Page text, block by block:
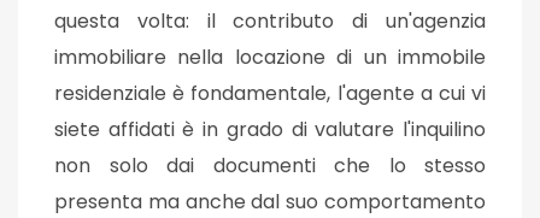
questa volta: il contributo di un'agenzia
immobiliare nella locazione di un immobile
residenziale è fondamentale, l'agente a cui vi
siete affidati è in grado di valutare l'inquilino
non solo dai documenti che lo stesso
presenta ma anche dal suo comportamento